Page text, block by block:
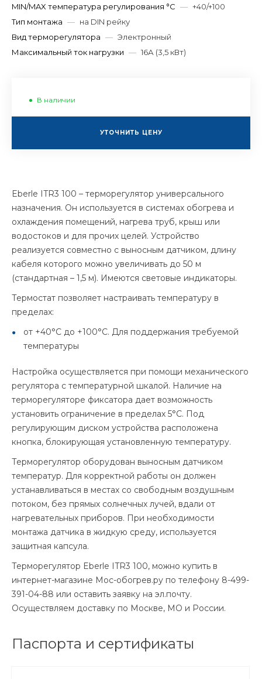
MIN/MAX температура регулирования °С — +40/+100
Тип монтажа — на DIN рейку
Вид терморегулятора — Электронный
Максимальный ток нагрузки — 16А (3,5 кВт)
В наличии
УТОЧНИТЬ ЦЕНУ
Eberle ITR3 100 – терморегулятор универсального
назначения. Он используется в системах обогрева и
охлаждения помещений, нагрева труб, крыш или
водостоков и для прочих целей. Устройство
реализуется совместно с выносным датчиком, длину
кабеля которого можно увеличивать до 50 м
(стандартная – 1,5 м). Имеются световые индикаторы.
Термостат позволяет настраивать температуру в
пределах:
от +40°С до +100°С. Для поддержания требуемой
температуры
Настройка осуществляется при помощи механического
регулятора с температурной шкалой. Наличие на
терморегуляторе фиксатора дает возможность
установить ограничение в пределах 5°С. Под
регулирующим диском устройства расположена
кнопка, блокирующая установленную температуру.
Терморегулятор оборудован выносным датчиком
температур. Для корректной работы он должен
устанавливаться в местах со свободным воздушным
потоком, без прямых солнечных лучей, вдали от
нагревательных приборов. При необходимости
монтажа датчика в жидкую среду, используется
защитная капсула.
Терморегулятор Eberle ITR3 100, можно купить в
интернет-магазине Мос-обогрев.ру по телефону 8-499-
391-04-88 или оставить заявку на эл.почту.
Осуществляем доставку по Москве, МО и России.
Паспорта и сертификаты